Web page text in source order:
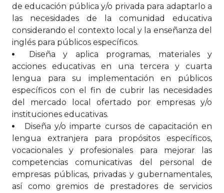
de educación pública y/o privada para adaptarlo a
las necesidades de la comunidad educativa
considerando el contexto local y la enseñanza del
inglés para públicos específicos.
Diseña y aplica programas, materiales y
acciones educativas en una tercera y cuarta
lengua para su implementación en públicos
específicos con el fin de cubrir las necesidades
del mercado local ofertado por empresas y/o
instituciones educativas.
Diseña y/o imparte cursos de capacitación en
lengua extranjera para propósitos específicos,
vocacionales y profesionales para mejorar las
competencias comunicativas del personal de
empresas públicas, privadas y gubernamentales,
así como gremios de prestadores de servicios